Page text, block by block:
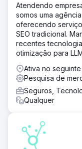
Atendendo
somos uma
oferecendo
SEO tradicional.
recentes
otimização para
Ativa no
Pesquisa de
Seguros,
Qualquer